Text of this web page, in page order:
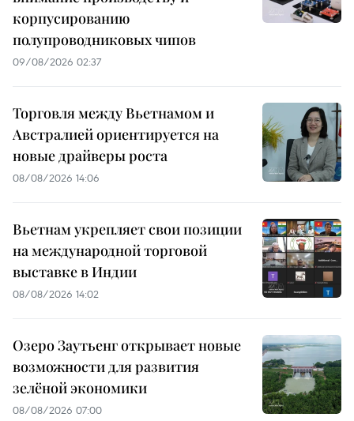
корпусированию
полупроводниковых чипов
09/08/2026 02:37
Торговля между Вьетнамом и
Австралией ориентируется на
новые драйверы роста
08/08/2026 14:06
Вьетнам укрепляет свои позиции
на международной торговой
выставке в Индии
08/08/2026 14:02
Озеро Заутьенг открывает новые
возможности для развития
зелёной экономики
08/08/2026 07:00